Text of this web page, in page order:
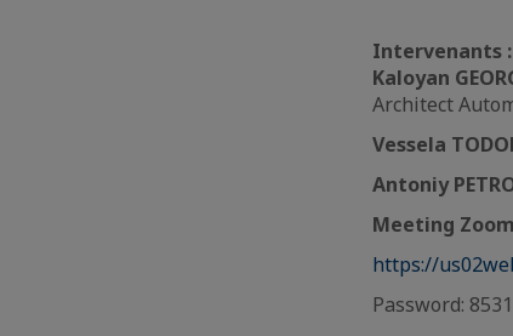
Intervenants :
Kaloyan
Architect
Vessela
Antoniy
Мeeting
https://
Password: